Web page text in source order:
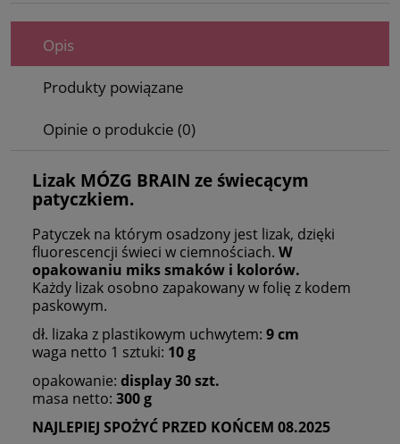
Opis
Produkty powiązane
Opinie o produkcie (0)
Lizak MÓZG BRAIN ze świecącym
patyczkiem.
Patyczek na którym osadzony jest lizak, dzięki
fluorescencji świeci w ciemnościach. W
opakowaniu miks smaków i kolorów.
Każdy lizak osobno zapakowany w folię z kodem
paskowym.
dł. lizaka z plastikowym uchwytem: 9 cm
waga netto 1 sztuki: 10 g
opakowanie: display 30 szt.
masa netto: 300 g
NAJLEPIEJ SPOŻYĆ PRZED KOŃCEM 08.2025